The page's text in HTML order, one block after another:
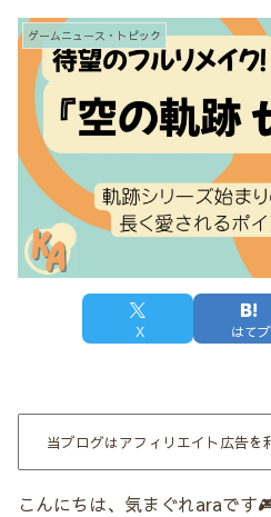
ゲームニュース・トピック
X はてブ
当ブログはアフィリエイト広告を
こんにちは、気まぐれaraです